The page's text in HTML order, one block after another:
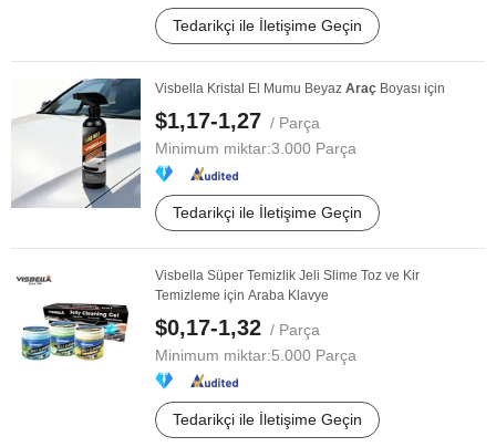
Tedarikçi ile İletişime Geçin
Visbella Kristal El Mumu Beyaz Araç Boyası için
$1,17-1,27 / Parça
Minimum miktar:3.000 Parça
Tedarikçi ile İletişime Geçin
Visbella Süper Temizlik Jeli Slime Toz ve Kir
Temizleme için Araba Klavye
$0,17-1,32 / Parça
Minimum miktar:5.000 Parça
Tedarikçi ile İletişime Geçin